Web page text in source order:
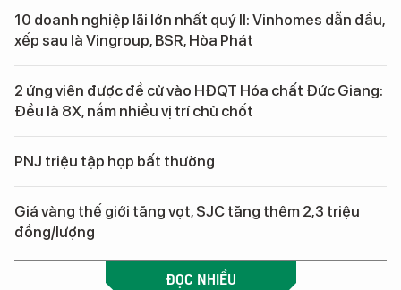
10 doanh nghiệp lãi lớn nhất quý II: Vinhomes dẫn đầu,
xếp sau là Vingroup, BSR, Hòa Phát
2 ứng viên được đề cử vào HĐQT Hóa chất Đức Giang:
Đều là 8X, nắm nhiều vị trí chủ chốt
PNJ triệu tập họp bất thường
Giá vàng thế giới tăng vọt, SJC tăng thêm 2,3 triệu
đồng/lượng
ĐỌC NHIỀU